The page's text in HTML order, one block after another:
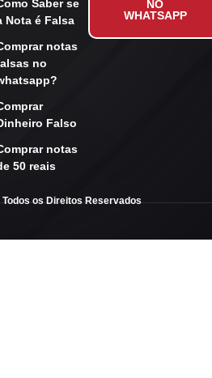
Saber se
Nota é Falsa
notas
no
Falso
notas
50 reais
NO
WHATSAPP
os Direitos Reservados